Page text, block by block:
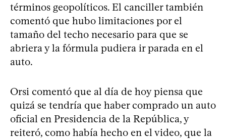
términos geopolíticos. El canciller también
comentó que hubo limitaciones por el
tamaño del techo necesario para que se
abriera y la fórmula pudiera ir parada en el
auto.
Orsi comentó que al día de hoy piensa que
quizá se tendría que haber comprado un auto
oficial en Presidencia de la República, y
reiteró, como había hecho en el video, que la